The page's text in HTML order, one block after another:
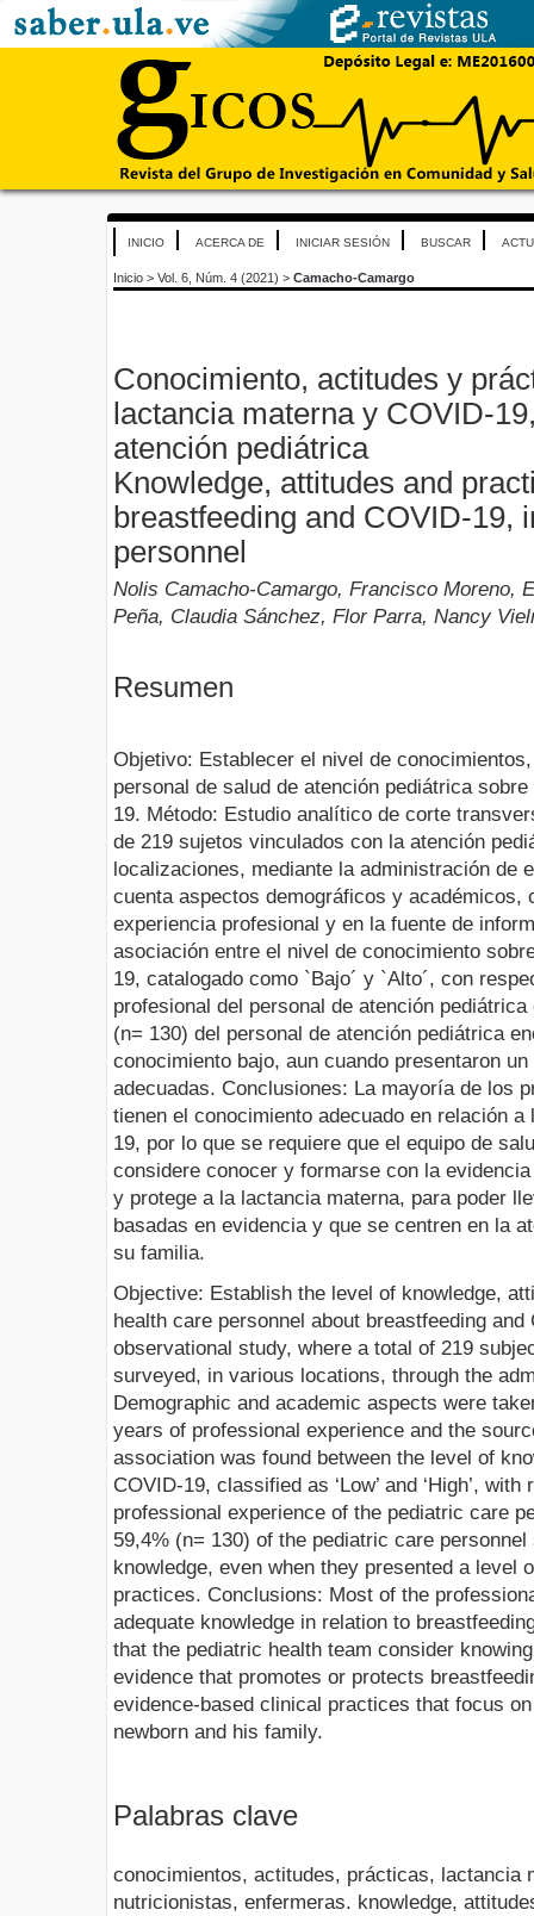
INICIO ACERCA DE INICIAR SESIÓN BUSCAR
Inicio > Vol. 6, Núm. 4 (2021) > Camacho-Camargo
Conocimiento, actitudes y
lactancia materna y COVID-
atención pediátrica
Knowledge, attitudes and
breastfeeding and COVID-19,
personnel
Nolis Camacho-Camargo, Francisco Moreno,
Peña, Claudia Sánchez, Flor Parra, Nancy
Resumen
Objetivo: Establecer el nivel de
personal de salud de atención pediátrica
19. Método: Estudio analítico de corte
de 219 sujetos vinculados con la atención
localizaciones, mediante la administración de
cuenta aspectos demográficos y académicos,
experiencia profesional y en la fuente de
asociación entre el nivel de conocimiento
19, catalogado como `Bajo´ y `Alto´, con
profesional del personal de atención
(n= 130) del personal de atención pediátrica
conocimiento bajo, aun cuando presentaron
adecuadas. Conclusiones: La mayoría de los
tienen el conocimiento adecuado en relación
19, por lo que se requiere que el equipo de
considere conocer y formarse con la
y protege a la lactancia materna, para poder
basadas en evidencia y que se centren en la
su familia.
Objective: Establish the level of knowledge,
health care personnel about breastfeeding
observational study, where a total of 219
surveyed, in various locations, through the
Demographic and academic aspects were
years of professional experience and the
association was found between the level of
COVID-19, classified as ‘Low’ and ‘High’,
professional experience of the pediatric care
59,4% (n= 130) of the pediatric care
knowledge, even when they presented a level
practices. Conclusions: Most of the
adequate knowledge in relation to
that the pediatric health team consider
evidence that promotes or protects
evidence-based clinical practices that focus
newborn and his family.
Palabras clave
conocimientos, actitudes, prácticas, lactancia
nutricionistas, enfermeras. knowledge,